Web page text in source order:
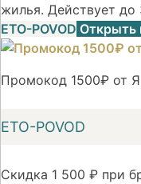
жилья. Действует до
ETO-POVOD Открыть
Промокод 1500₽ от
ETO-POVOD
Скидка 1 500 ₽ при